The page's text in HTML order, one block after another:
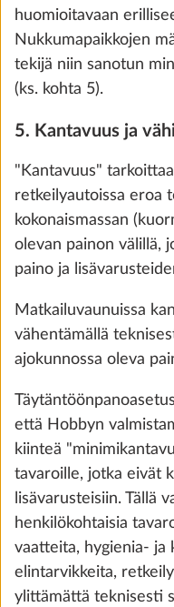
DOMETIC-
huomioitavaan
Nukkumapaikkojen
tekijä niin sanotun
(ks. kohta 5).
5. Kantavuus ja
"Kantavuus"
retkeilyautoissa eroa
kokonaismassan
olevan painon välillä,
paino ja
Matkailuvaunuissa
vähentämällä
ajokunnossa oleva
että Hobbyn
kiinteä
tavaroille, jotka eivät
lisävarusteisiin. Tällä
henkilökohtaisia
vaatteita, hygienia- ja
elintarvikkeita,
ylittämättä teknisesti